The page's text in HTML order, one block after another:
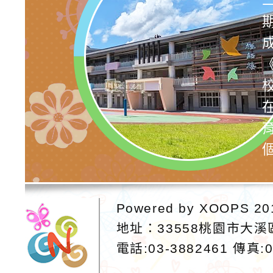
Powered by XOOPS
地址：33558桃園市大溪
電話:03-3882461 傳真